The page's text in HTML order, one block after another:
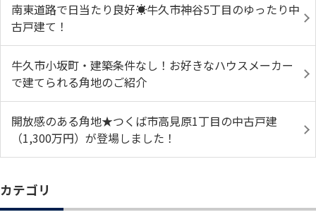
南東道路で日当たり良好☀️牛久市神谷5丁目のゆったり中
古戸建て！
牛久市小坂町・建築条件なし！お好きなハウスメーカー
で建てられる角地のご紹介
開放感のある角地★つくば市高見原1丁目の中古戸建
（1,300万円）が登場しました！
カテゴリ